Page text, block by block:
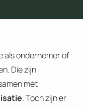
als ondernemer of
Die zijn
met
. Toch zijn er